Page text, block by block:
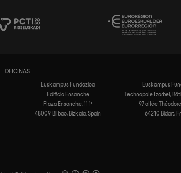
OFICINAS
Euskampus Fundazioa
Edificio Ensanche
Plaza Ensanche, 11 1º
48009 Bilbao, Bizkaia. Spain
Euskampus
Technopole Izarbel,
97 allée
64210 Bidart,